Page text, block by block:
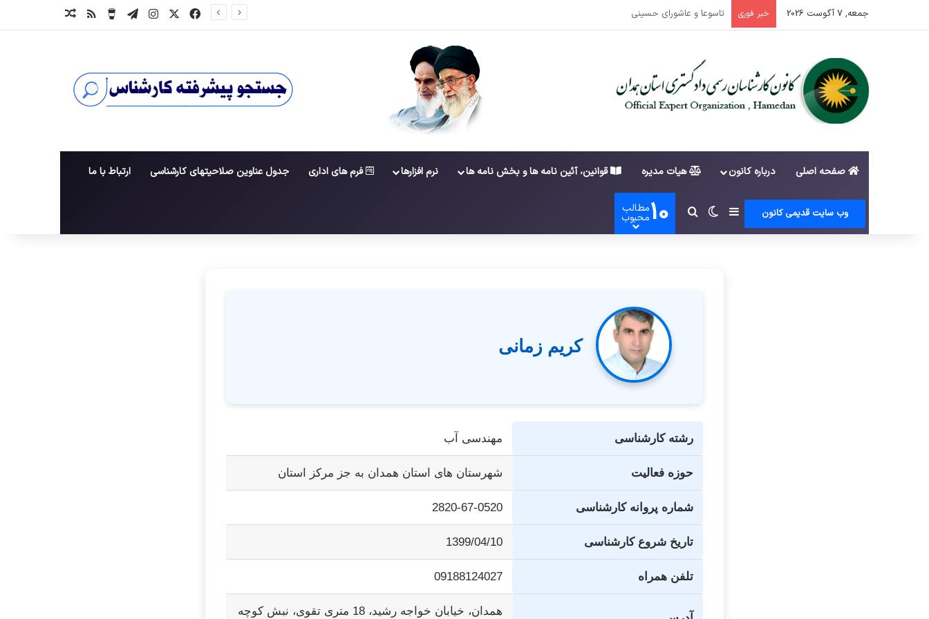
جمعه, 7 آگوست 2026 خبر فوری اطلاعیه ثبت نام داوطلبان عضویت در ششمین دوره شورای عالی کارشناسان رسمی دادگستری فیس بوک اینستاگرام
تلگرام برای من یک قهوه بخر
خوراک
صفحه اصلی درباره کانون هیات مدیره قوانین، آئین نامه ها و بخش نامه ها نرم افزارها فرم های اداری جدول عناوین صلاحیتهای کارشناسی ارتباط با ما
وب سایت قدیمی کانون سایدبارتغییر پوسته
جستجو برای
10مطالب
محبوب
کریم زمانی
رشته کارشناسی مهندسی آب
حوزه فعالیت شهرستان های استان همدان به جز مرکز استان
شماره پروانه کارشناسی 2820-67-0520
تاریخ شروع کارشناسی 1399/04/10
تلفن همراه 09188124027
همدان، خیابان خواجه رشید، 18 متری تقوی، نبش کوچه